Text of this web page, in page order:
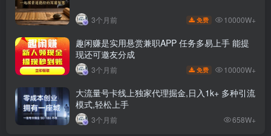
3个月前 免费 10000W+
趣闲赚是实用悬赏兼职APP 任务多易上手 能提
现还可邀友分成
3个月前 免费 10000W+
大流量号卡线上独家代理掘金,日入1k+ 多种引流
模式,轻松上手
3个月前 658W+